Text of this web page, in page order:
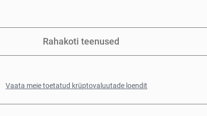
Rahakoti teenused
Vaata meie toetatud krüptovaluutade loendit